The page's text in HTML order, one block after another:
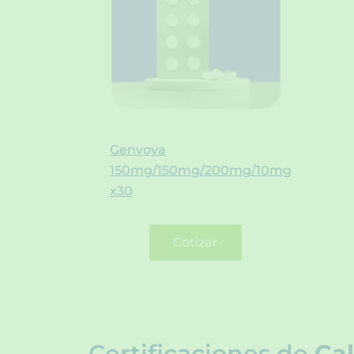
Genvoya
150mg/150mg/200mg/10mg
x30
Cotizar